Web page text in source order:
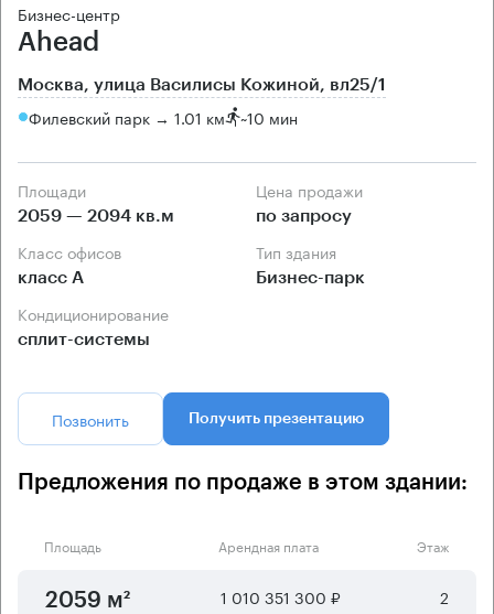
Бизнес-центр
Ahead
Москва, улица Василисы Кожиной, вл25/1
Филевский парк → 1.01 км ~10 мин
Площади
2059 — 2094 кв.м
Цена продажи
по запросу
Класс офисов
класс А
Тип здания
Бизнес-парк
Кондиционирование
сплит-системы
Позвонить Получить презентацию
Предложения по продаже в этом здании:
Площадь Арендная плата Этаж
2059 м² 1 010 351 300 ₽ 2